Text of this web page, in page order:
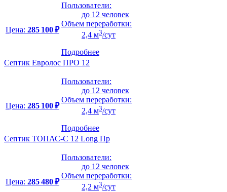
Цена: 285 100 ₽
Пользователи:
до 12 человек
Объем переработки:
2,4 м3/сут
Подробнее
Септик Евролос ПРО 12
Цена: 285 100 ₽
Пользователи:
до 12 человек
Объем переработки:
2,4 м3/сут
Подробнее
Септик ТОПАС-С 12 Long Пр
Цена: 285 480 ₽
Пользователи:
до 12 человек
Объем переработки:
2,2 м3/сут